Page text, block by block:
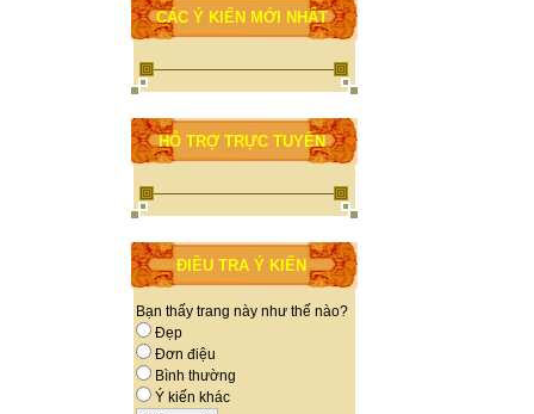
CÁC Ý KIẾN MỚI NHẤT
HỖ TRỢ TRỰC TUYẾN
ĐIỀU TRA Ý KIẾN
Bạn thấy trang này như thế nào?
Đẹp
Đơn điệu
Bình thường
Ý kiến khác